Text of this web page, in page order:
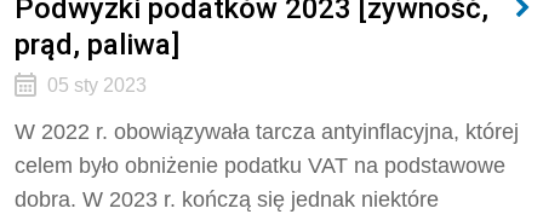
Podwyżki podatków 2023 [żywność,
prąd, paliwa]
05 sty 2023
W 2022 r. obowiązywała tarcza antyinflacyjna, której
celem było obniżenie podatku VAT na podstawowe
dobra. W 2023 r. kończą się jednak niektóre